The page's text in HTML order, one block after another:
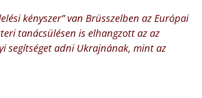
kényszer” van Brüsszelben az Európai
tanácsülésen is elhangzott az az
segítséget adni Ukrajnának, mint az